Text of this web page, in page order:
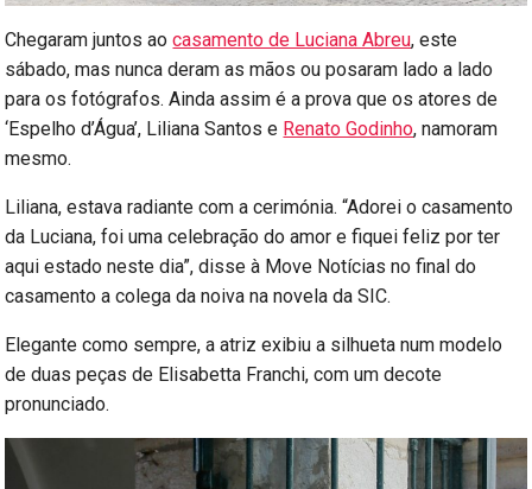
Chegaram juntos aocasamento de Luciana Abreu, este
sábado, mas nunca deram as mãos ou posaram lado a lado
para os fotógrafos. Ainda assim é a prova que os atores de
‘Espelho d’Água’, Liliana Santos e Renato Godinho, namoram
mesmo.
Liliana, estava radiante com a cerimónia. “Adorei o casamento
da Luciana, foi uma celebração do amor e fiquei feliz por ter
aqui estado neste dia”, disse à Move Notícias no final do
casamento a colega da noiva na novela da SIC.
Elegante como sempre, a atriz exibiu a silhueta num modelo
de duas peças de Elisabetta Franchi, com um decote
pronunciado.